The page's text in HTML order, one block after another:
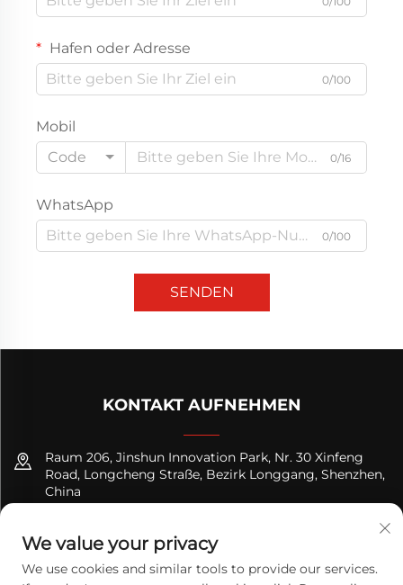
Hafen oder Adresse
0/100
Mobil
Code
0/16
WhatsApp
0/100
SENDEN
KONTAKT AUFNEHMEN
Raum 206, Jinshun Innovation Park, Nr. 30 Xinfeng
Road, Longcheng Straße, Bezirk Longgang, Shenzhen,
China
[email protected]
We value your privacy
We use cookies and similar tools to provide our services.